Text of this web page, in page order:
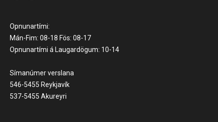
opens
in
new
opens
in
new
Opnunartími:
Mán-Fim: 08-18 Fös: 08-17
Opnunartími á Laugardögum: 10-14
Símanúmer verslana
546-5455 Reykjavík
537-5455 Akureyri